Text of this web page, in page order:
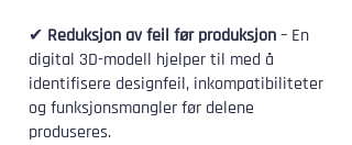
✔ Reduksjon av feil før produksjon– En
digital 3D-modell hjelper til med å
identifisere designfeil, inkompatibiliteter
og funksjonsmangler før delene
produseres.